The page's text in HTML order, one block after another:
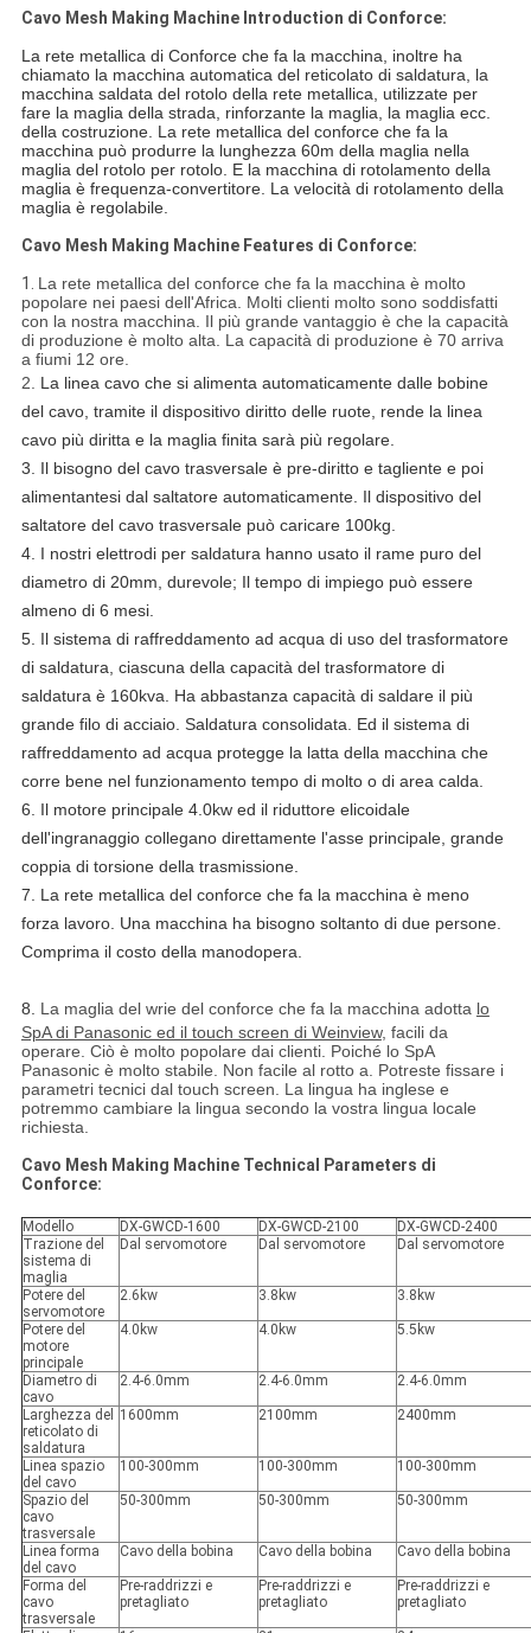
Cavo Mesh Making Machine Introduction di Conforce:
La rete metallica di Conforce che fa la macchina, inoltre ha
chiamato la macchina automatica del reticolato di saldatura, la
macchina saldata del rotolo della rete metallica, utilizzate per
fare la maglia della strada, rinforzante la maglia, la maglia ecc.
della costruzione. La rete metallica del conforce che fa la
macchina può produrre la lunghezza 60m della maglia nella
maglia del rotolo per rotolo. E la macchina di rotolamento della
maglia è frequenza-convertitore. La velocità di rotolamento della
maglia è regolabile.
Cavo Mesh Making Machine Features di Conforce:
1. La rete metallica del conforce che fa la macchina è molto
popolare nei paesi dell'Africa. Molti clienti molto sono soddisfatti
con la nostra macchina. Il più grande vantaggio è che la capacità
di produzione è molto alta. La capacità di produzione è 70 arriva
a fiumi 12 ore.
2. La linea cavo che si alimenta automaticamente dalle bobine
del cavo, tramite il dispositivo diritto delle ruote, rende la linea
cavo più diritta e la maglia finita sarà più regolare.
3. Il bisogno del cavo trasversale è pre-diritto e tagliente e poi
alimentantesi dal saltatore automaticamente. Il dispositivo del
saltatore del cavo trasversale può caricare 100kg.
4. I nostri elettrodi per saldatura hanno usato il rame puro del
diametro di 20mm, durevole; Il tempo di impiego può essere
almeno di 6 mesi.
5. Il sistema di raffreddamento ad acqua di uso del trasformatore
di saldatura, ciascuna della capacità del trasformatore di
saldatura è 160kva. Ha abbastanza capacità di saldare il più
grande filo di acciaio. Saldatura consolidata. Ed il sistema di
raffreddamento ad acqua protegge la latta della macchina che
corre bene nel funzionamento tempo di molto o di area calda.
6. Il motore principale 4.0kw ed il riduttore elicoidale
dell'ingranaggio collegano direttamente l'asse principale, grande
coppia di torsione della trasmissione.
7. La rete metallica del conforce che fa la macchina è meno
forza lavoro. Una macchina ha bisogno soltanto di due persone.
Comprima il costo della manodopera.
8. La maglia del wrie del conforce che fa la macchina adotta lo
SpA di Panasonic ed il touch screen di Weinview, facili da
operare. Ciò è molto popolare dai clienti. Poiché lo SpA
Panasonic è molto stabile. Non facile al rotto a. Potreste fissare i
parametri tecnici dal touch screen. La lingua ha inglese e
potremmo cambiare la lingua secondo la vostra lingua locale
richiesta.
Cavo Mesh Making Machine Technical Parameters di
Conforce:
Modello DX-GWCD-1600 DX-GWCD-2100
DX-GWCD-2400
Trazione del
sistema di
maglia
Dal servomotore Dal servomotore Dal servomotore
Potere del
servomotore
2.6kw 3.8kw 3.8kw
Potere del
motore
principale
4.0kw 4.0kw 5.5kw
Diametro di
cavo
2.4-6.0mm 2.4-6.0mm 2.4-6.0mm
Larghezza del
reticolato di
saldatura
1600mm 2100mm 2400mm
Linea spazio
del cavo
100-300mm 100-300mm 100-300mm
Spazio del
cavo
trasversale
50-300mm 50-300mm 50-300mm
Linea forma
del cavo
Cavo della bobina Cavo della bobina Cavo della bobina
Forma del
cavo
trasversale
Pre-raddrizzi e
pretagliato
Pre-raddrizzi e
pretagliato
Pre-raddrizzi e
pretagliato